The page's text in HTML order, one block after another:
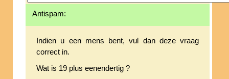
Antispam:
Indien u een mens bent, vul dan deze vraag
correct in.
Wat is 19 plus eenendertig ?